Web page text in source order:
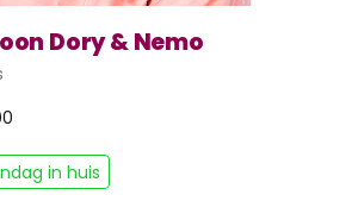
Dory & Nemo
in huis